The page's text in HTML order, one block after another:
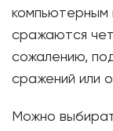
компьютерным
сражаются
сожалению,
сражений или
Можно